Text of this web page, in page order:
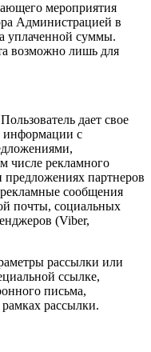
мероприятия
Администрацией в
уплаченной суммы.
возможно лишь для
дает свое
информации с
числе рекламного
предложениях партнеров
сообщения
почты, социальных
(Viber,
рассылки или
ссылке,
письма,
рассылки.